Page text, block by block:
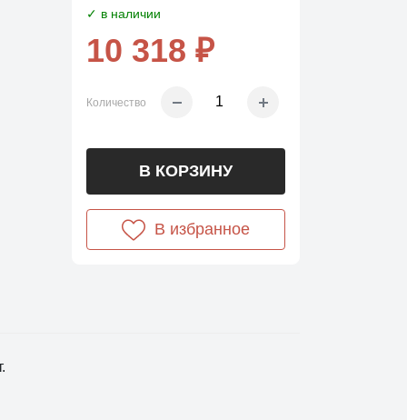
✓ в наличии
10 318 ₽
Количество
В КОРЗИНУ
В избранное